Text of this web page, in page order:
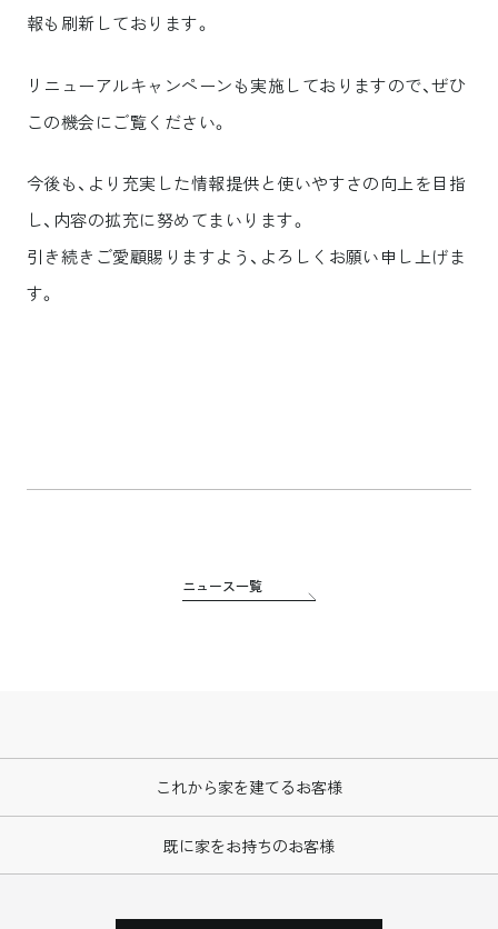
報も刷新しております。
リニューアルキャンペーンも実施しておりますので、ぜひ
この機会にご覧ください。
今後も、より充実した情報提供と使いやすさの向上を目指
し、内容の拡充に努めてまいります。
引き続きご愛顧賜りますよう、よろしくお願い申し上げま
す。
ニュース一覧
これから家を建てるお客様
既に家をお持ちのお客様